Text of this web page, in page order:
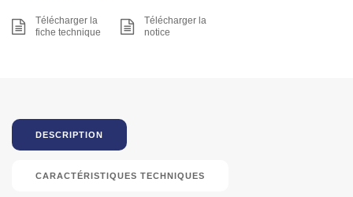
Télécharger la
fiche technique
Télécharger la
notice
DESCRIPTION
CARACTÉRISTIQUES TECHNIQUES